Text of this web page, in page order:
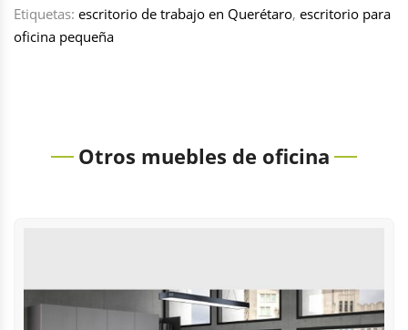
Etiquetas: escritorio de trabajo en Querétaro, escritorio para
oficina pequeña
Otros muebles de oficina